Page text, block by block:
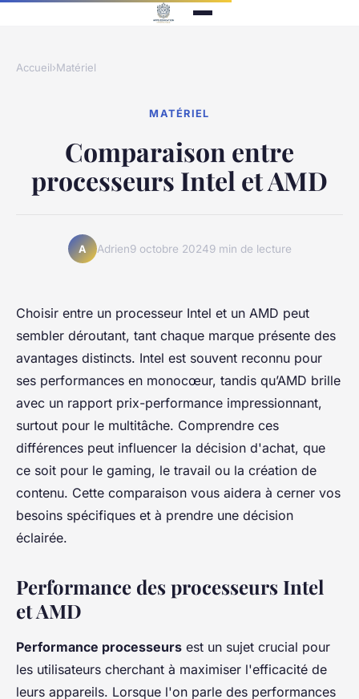
Accueil›Matériel
MATÉRIEL
Comparaison entre
processeurs Intel et AMD
A Adrien9 octobre 20249 min de lecture
Choisir entre un processeur Intel et un AMD peut
sembler déroutant, tant chaque marque présente des
avantages distincts. Intel est souvent reconnu pour
ses performances en monocœur, tandis qu’AMD brille
avec un rapport prix-performance impressionnant,
surtout pour le multitâche. Comprendre ces
différences peut influencer la décision d'achat, que
ce soit pour le gaming, le travail ou la création de
contenu. Cette comparaison vous aidera à cerner vos
besoins spécifiques et à prendre une décision
éclairée.
Performance des processeurs Intel
et AMD
Performance processeurs est un sujet crucial pour
les utilisateurs cherchant à maximiser l'efficacité de
leurs appareils. Lorsque l'on parle des performances